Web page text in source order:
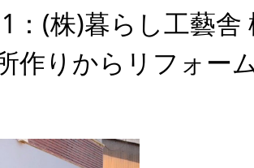
：(株)暮らし工藝舎
作りからリフォー